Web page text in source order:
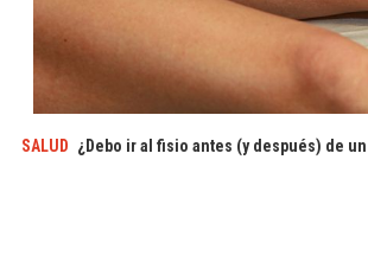
SALUD ¿Debo ir al fisio antes (y después) de